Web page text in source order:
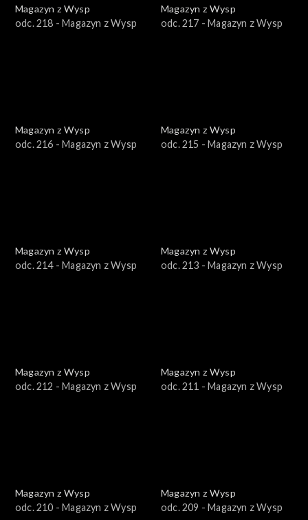
Magazyn z Wysp
odc. 218 - Magazyn z Wysp
Magazyn z Wysp
odc. 217 - Magazyn z Wysp
Magazyn z Wysp
odc. 216 - Magazyn z Wysp
Magazyn z Wysp
odc. 215 - Magazyn z Wysp
Magazyn z Wysp
odc. 214 - Magazyn z Wysp
Magazyn z Wysp
odc. 213 - Magazyn z Wysp
Magazyn z Wysp
odc. 212 - Magazyn z Wysp
Magazyn z Wysp
odc. 211 - Magazyn z Wysp
Magazyn z Wysp
odc. 210 - Magazyn z Wysp
Magazyn z Wysp
odc. 209 - Magazyn z Wysp